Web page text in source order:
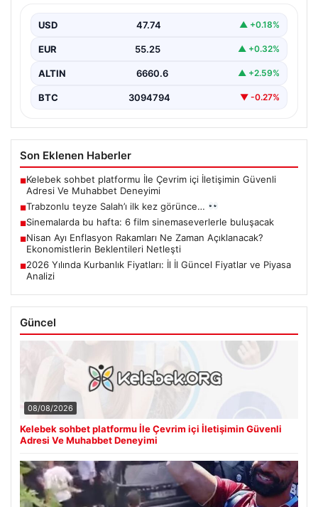
Anlar Kameralarda”, “content”: “ Trabzon’un sıcak…
USD 47.74 ▲ +0.18%
EUR 55.25 ▲ +0.32%
ALTIN 6660.6 ▲ +2.59%
BTC 3094794 ▼ -0.27%
Son Eklenen Haberler
■Kelebek sohbet platformu İle Çevrim içi İletişimin Güvenli
Adresi Ve Muhabbet Deneyimi
■Trabzonlu teyze Salah’ı ilk kez görünce…
■Sinemalarda bu hafta: 6 film sinemaseverlerle buluşacak
■Nisan Ayı Enflasyon Rakamları Ne Zaman Açıklanacak?
Ekonomistlerin Beklentileri Netleşti
■2026 Yılında Kurbanlık Fiyatları: İl İl Güncel Fiyatlar ve Piyasa
Analizi
Güncel
08/08/2026
Kelebek sohbet platformu İle Çevrim içi İletişimin Güvenli
Adresi Ve Muhabbet Deneyimi